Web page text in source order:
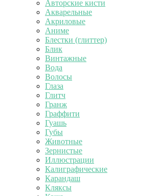
Авторские кисти
Акварельные
Акриловые
Аниме
Блестки (глиттер)
Блик
Винтажные
Вода
Волосы
Глаза
Глитч
Гранж
Граффити
Гуашь
Губы
Животные
Зернистые
Иллюстрации
Калиграфические
Карандаш
Кляксы